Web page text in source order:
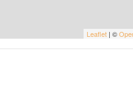
Leaflet | ©